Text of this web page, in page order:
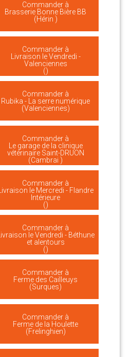
Commander à
Brasserie Bonne Bière BB
(Hérin )
Commander à
Livraison le Vendredi -
Valenciennes
()
Commander à
Rubika - La serre numérique
(Valenciennes)
Commander à
Le garage de la clinique
vétérinaire Saint-DRUON
(Cambrai )
Commander à
Livraison le Mercredi - Flandre
Intérieure
()
Commander à
Livraison le Vendredi - Béthune
et alentours
()
Commander à
Ferme des Cailleuys
(Surques)
Commander à
Ferme de la Houlette
(Frelinghien)